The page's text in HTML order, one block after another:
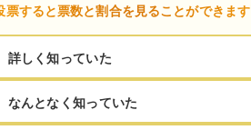
票すると票数と割合を見ることができます
詳しく知っていた
なんとなく知っていた